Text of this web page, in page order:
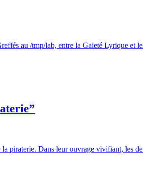
au /tmp/lab, entre la Gaieté Lyrique et
piraterie. Dans leur ouvrage vivifiant, les